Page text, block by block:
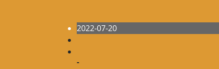
2022-07-20
-